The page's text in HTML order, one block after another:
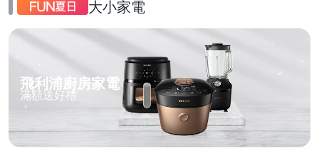
大小家電
飛利浦廚房家電
滿額送好禮